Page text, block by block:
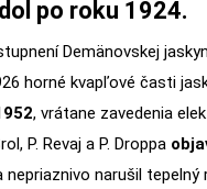
po roku 1924.
Demänovskej
horné kvapľové časti
, vrátane zavedenia
P. Revaj a P. Droppa
narušil tepelný